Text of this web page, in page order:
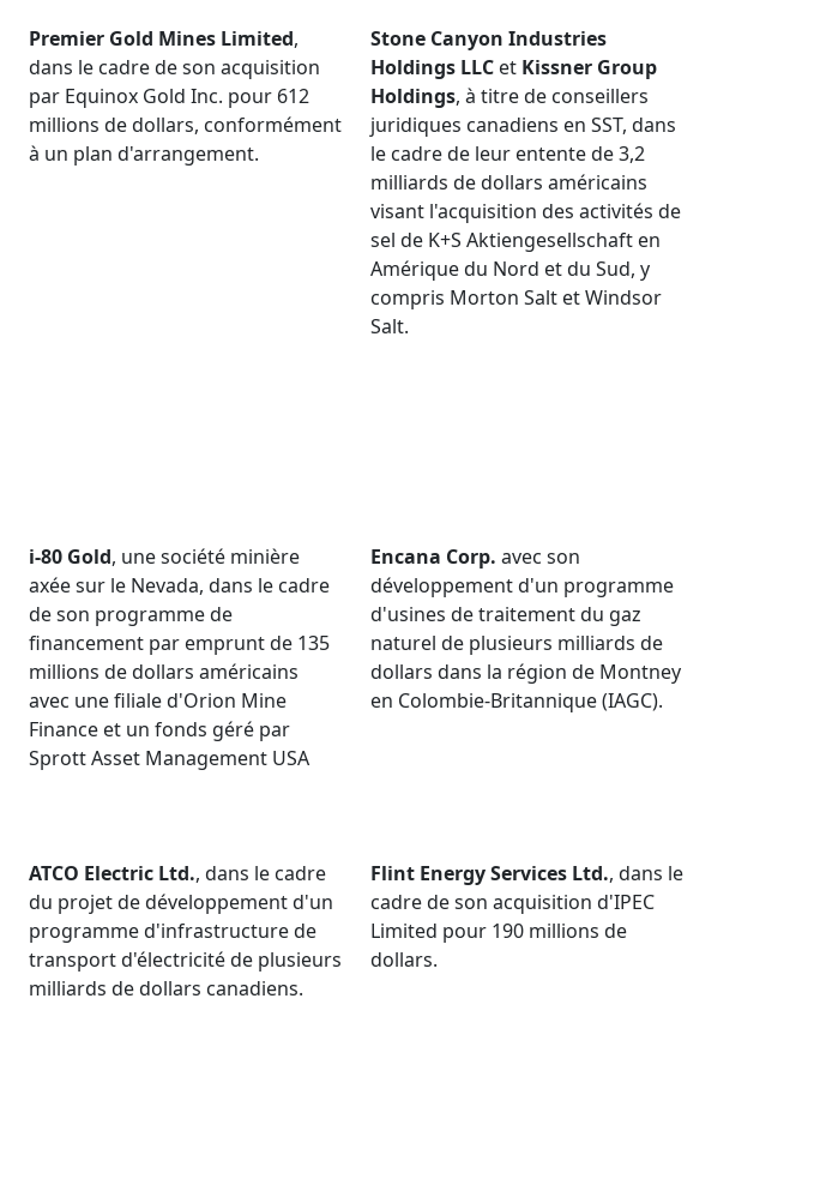
Premier Gold Mines Limited,
dans le cadre de son acquisition
par Equinox Gold Inc. pour 612
millions de dollars, conformément
à un plan d'arrangement.
Stone Canyon Industries
Holdings LLCet Kissner Group
Holdings, à titre de conseillers
juridiques canadiens en SST, dans
le cadre de leur entente de 3,2
milliards de dollars américains
visant l'acquisition des activités de
sel de K+S Aktiengesellschaft en
Amérique du Nord et du Sud, y
compris Morton Salt et Windsor
Salt.
i-80 Gold, une société minière
axée sur le Nevada, dans le cadre
de son programme de
financement par emprunt de 135
millions de dollars américains
avec une filiale d'Orion Mine
Finance et un fonds géré par
Sprott Asset Management USA
Encana Corp. avec son
développement d'un programme
d'usines de traitement du gaz
naturel de plusieurs milliards de
dollars dans la région de Montney
en Colombie-Britannique (IAGC).
ATCO Electric Ltd., dans le cadre
du projet de développement d'un
programme d'infrastructure de
transport d'électricité de plusieurs
milliards de dollars canadiens.
Flint Energy Services Ltd., dans le
cadre de son acquisition d'IPEC
Limited pour 190 millions de
dollars.